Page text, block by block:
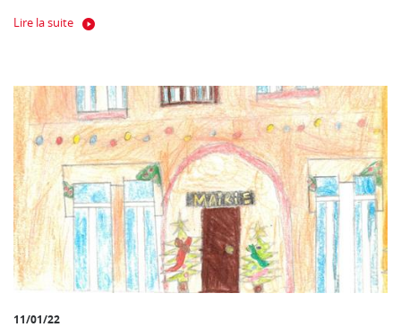
Lire la suite
11/01/22